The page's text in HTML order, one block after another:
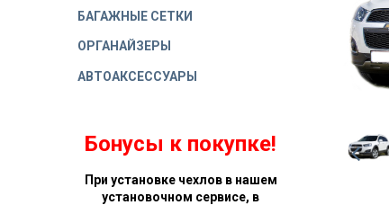
БАГАЖНЫЕ СЕТКИ
ОРГАНАЙЗЕРЫ
АВТОАКСЕССУАРЫ
Бонусы к покупке!
При установке чехлов в нашем
установочном сервисе, в